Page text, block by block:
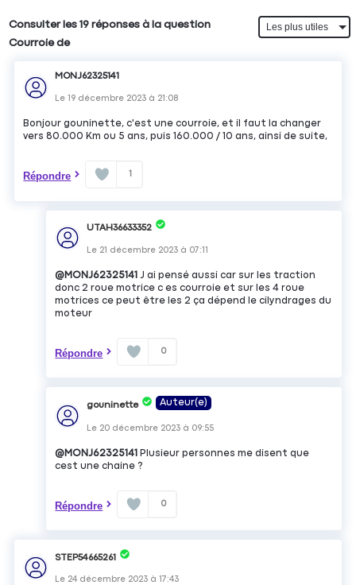
Consulter les 19 réponses à la question
Courroie de
MONJ62325141
Le19 décembre 2023 à 21:08
Bonjour gouninette, c'est une courroie, et il faut la changer
vers 80.000 Km ou 5 ans, puis 160.000 / 10 ans, ainsi de suite,
Répondre 1
UTAH36633352
Le 21 décembre 2023 à 07:11
@MONJ62325141 J ai pensé aussi car sur les traction
donc 2 roue motrice c es courroie et sur les 4 roue
motrices ce peut être les 2 ça dépend le cilyndrages du
moteur
Répondre 0
gouninette Auteur(e)
Le 20 décembre 2023 à 09:55
@MONJ62325141 Plusieur personnes me disent que
cest une chaine ?
Répondre 0
STEP54665261
Le 24 décembre 2023 à17:43